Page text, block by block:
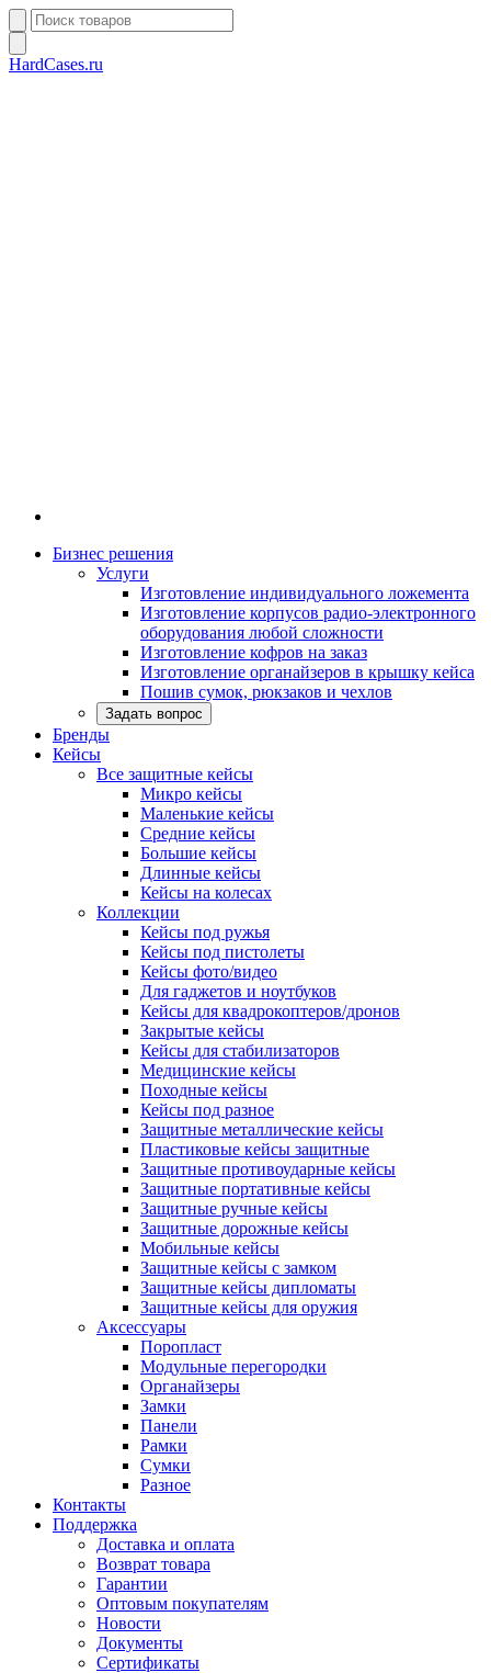
HardCases.ru
Бизнес решения
Услуги
Изготовление индивидуального ложемента
Изготовление корпусов радио-электронного
оборудования любой сложности
Изготовление кофров на заказ
Изготовление органайзеров в крышку кейса
Пошив сумок, рюкзаков и чехлов
Задать вопрос
Бренды
Кейсы
Все защитные кейсы
Микро кейсы
Маленькие кейсы
Средние кейсы
Большие кейсы
Длинные кейсы
Кейсы на колесах
Коллекции
Кейсы под ружья
Кейсы под пистолеты
Кейсы фото/видео
Для гаджетов и ноутбуков
Кейсы для квадрокоптеров/дронов
Закрытые кейсы
Кейсы для стабилизаторов
Медицинские кейсы
Походные кейсы
Кейсы под разное
Защитные металлические кейсы
Пластиковые кейсы защитные
Защитные противоударные кейсы
Защитные портативные кейсы
Защитные ручные кейсы
Защитные дорожные кейсы
Мобильные кейсы
Защитные кейсы с замком
Защитные кейсы дипломаты
Защитные кейсы для оружия
Аксессуары
Поропласт
Модульные перегородки
Органайзеры
Замки
Панели
Рамки
Сумки
Разное
Контакты
Поддержка
Доставка и оплата
Возврат товара
Гарантии
Оптовым покупателям
Новости
Документы
Сертификаты